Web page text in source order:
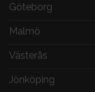
Göteborg
Malmö
Västerås
Jönköping